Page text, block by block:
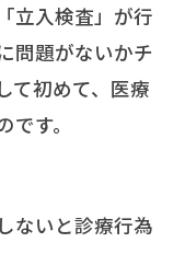
立入検査」が行
問題がないかチ
て初めて、医療
す。
ないと診療行為